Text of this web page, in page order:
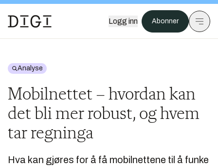
Logg inn Abonner
Analyse
Mobilnettet – hvordan kan
det bli mer robust, og hvem
tar regninga
Hva kan gjøres for å få mobilnettene til å funke